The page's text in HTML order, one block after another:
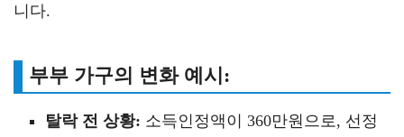
니다.
부부 가구의 변화 예시:
탈락 전 상황: 소득인정액이 360만원으로, 선정